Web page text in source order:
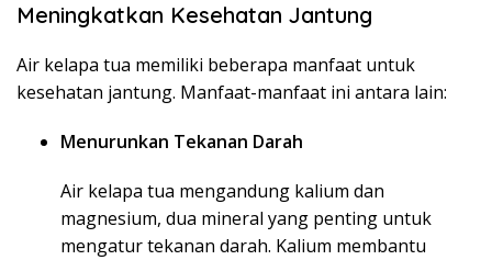
Meningkatkan Kesehatan Jantung
Air kelapa tua memiliki beberapa manfaat untuk
kesehatan jantung. Manfaat-manfaat ini antara lain:
Menurunkan Tekanan Darah
Air kelapa tua mengandung kalium dan
magnesium, dua mineral yang penting untuk
mengatur tekanan darah. Kalium membantu